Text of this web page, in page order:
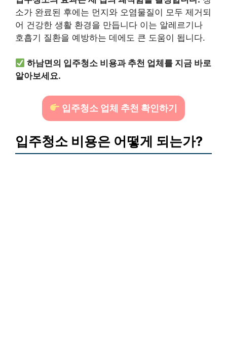
소가 완료된 후에는 먼지와 오염물질이 모두 제거되
어 건강한 생활 환경을 만듭니다 이는 알레르기나
호흡기 질환을 예방하는 데에도 큰 도움이 됩니다.
하남면의 입주청소 비용과 추천 업체를 지금 바로
알아보세요.
입주청소 업체 추천 확인하기
입주청소 비용은 어떻게 되는가?